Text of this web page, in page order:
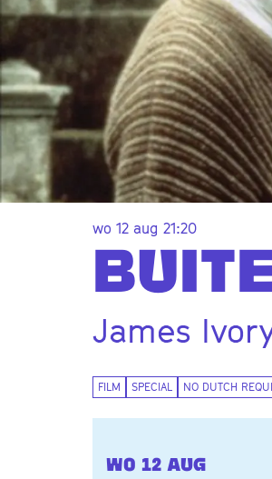
James
wo 12 aug 21:20
FILM SPECIAL NO DUTCH
WO 12 AUG
Inzoomen